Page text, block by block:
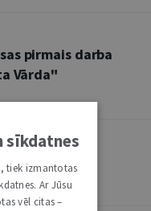
pirmais darba
Vārda"
sīkdatnes
tiek izmantotas
Ar Jūsu
vēl citas –